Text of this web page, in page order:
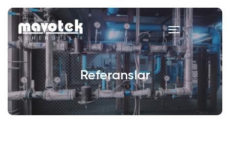
Referanslar